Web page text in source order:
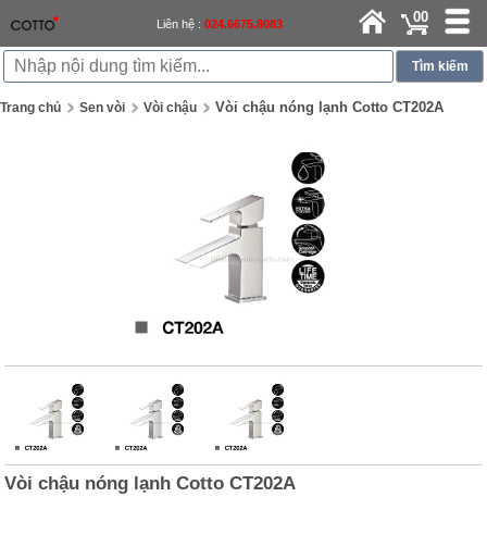
Liên hệ : 024.6675.8083 00
Trang chủ Sen vòi Vòi chậu Vòi chậu nóng lạnh Cotto CT202A
Vòi chậu nóng lạnh Cotto CT202A